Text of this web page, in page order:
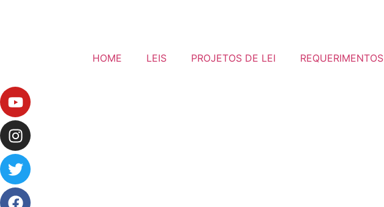
HOME LEIS PROJETOS DE LEI REQUERIMENTOS